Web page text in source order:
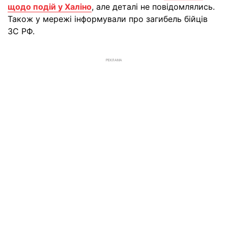
щодо подій у Халіно, але деталі не повідомлялись.
Також у мережі інформували про загибель бійців
ЗС РФ.
РЕКЛАМА